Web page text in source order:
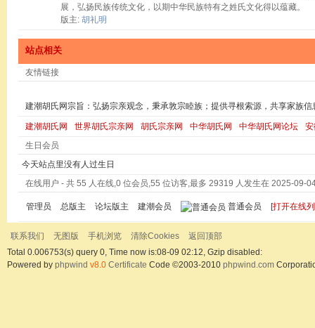
展，弘扬民族传统文化，以期中华民族特有之姓氏文化得以蕴藏。
版主: 胡礼明
站点相关
友情链接
建潮胡氏网宗旨：弘扬宗亲观念，秉承敦宗睦族；提供寻根索源，共享家族信
建潮胡氏网 世界胡氏宗亲网 胡氏宗亲网 中华胡氏网 中华胡氏网论坛
生日会员
今天站点里没有人过生日
在线用户 - 共 55 人在线,0 位会员,55 位访客,最多 29319 人发生在 2025-09-
管理员 总版主 论坛版主 建潮会员 普通会员 [打开在线
联系我们 无图版 手机浏览 清除Cookies
返回顶部
Total 0.006753(s) query 0, Time now is:08-09 02:12, Gzip disabled:
Powered by phpwind v8.0 Certificate Code ©2003-2010 phpwind.com